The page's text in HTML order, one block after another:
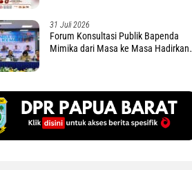
31 Juli 2026
Forum Konsultasi Publik Bapenda
Mimika dari Masa ke Masa Hadirkan